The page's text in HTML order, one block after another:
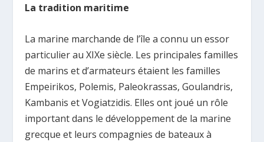
La tradition maritime
La marine marchande de l’île a connu un essor
particulier au XIXe siècle. Les principales familles
de marins et d’armateurs étaient les familles
Empeirikos, Polemis, Paleokrassas, Goulandris,
Kambanis et Vogiatzidis. Elles ont joué un rôle
important dans le développement de la marine
grecque et leurs compagnies de bateaux à